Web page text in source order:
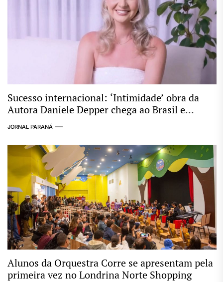
Sucesso internacional: ‘Intimidade’ obra da
Autora Daniele Depper chega ao Brasil e
expande sua mensagem pela Europa
JORNAL PARANÁ
Alunos da Orquestra Corre se apresentam pela
primeira vez no Londrina Norte Shopping